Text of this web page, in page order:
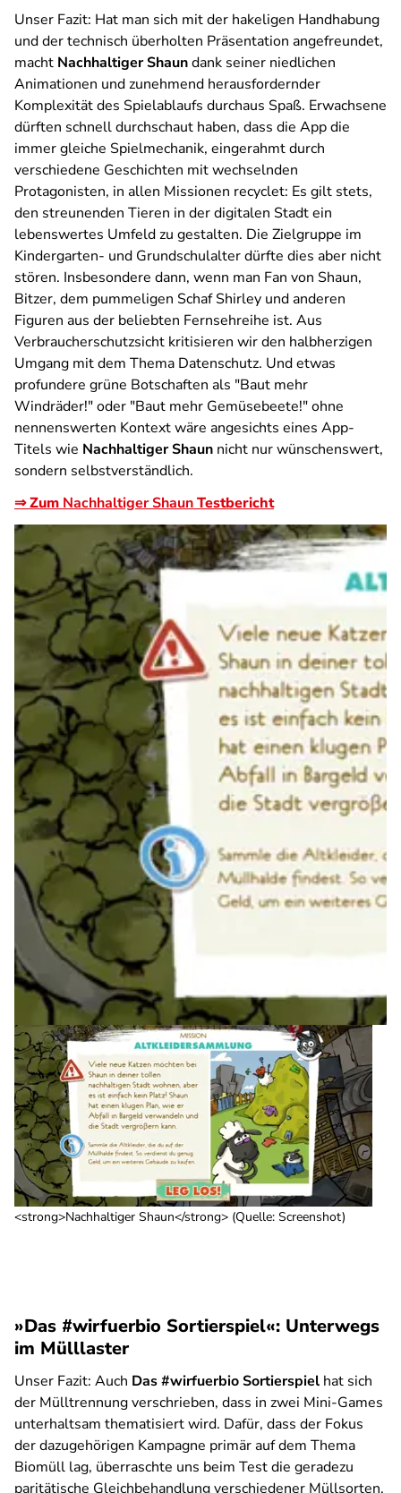
Unser Fazit: Hat man sich mit der hakeligen Handhabung
und der technisch überholten Präsentation angefreundet,
macht Nachhaltiger Shaundank seiner niedlichen
Animationen und zunehmend herausfordernder
Komplexität des Spielablaufs durchaus Spaß. Erwachsene
dürften schnell durchschaut haben, dass die App die
immer gleiche Spielmechanik, eingerahmt durch
verschiedene Geschichten mit wechselnden
Protagonisten, in allen Missionen recyclet: Es gilt stets,
den streunenden Tieren in der digitalen Stadt ein
lebenswertes Umfeld zu gestalten. Die Zielgruppe im
Kindergarten- und Grundschulalter dürfte dies aber nicht
stören. Insbesondere dann, wenn man Fan von Shaun,
Bitzer, dem pummeligen Schaf Shirley und anderen
Figuren aus der beliebten Fernsehreihe ist. Aus
Verbraucherschutzsicht kritisieren wir den halbherzigen
Umgang mit dem Thema Datenschutz. Und etwas
profundere grüne Botschaften als "Baut mehr
Windräder!" oder "Baut mehr Gemüsebeete!" ohne
nennenswerten Kontext wäre angesichts eines App-
Titels wie Nachhaltiger Shaun nicht nur wünschenswert,
sondern selbstverständlich.
⇒ Zum Nachhaltiger ShaunTestbericht
<strong>Nachhaltiger Shaun</strong> (Quelle: Screenshot)
»Das #wirfuerbio Sortierspiel«: Unterwegs
im Mülllaster
Unser Fazit: Auch Das #wirfuerbio Sortierspiel hat sich
der Mülltrennung verschrieben, dass in zwei Mini-Games
unterhaltsam thematisiert wird. Dafür, dass der Fokus
der dazugehörigen Kampagne primär auf dem Thema
Biomüll lag, überraschte uns beim Test die geradezu
paritätische Gleichbehandlung verschiedener Müllsorten.